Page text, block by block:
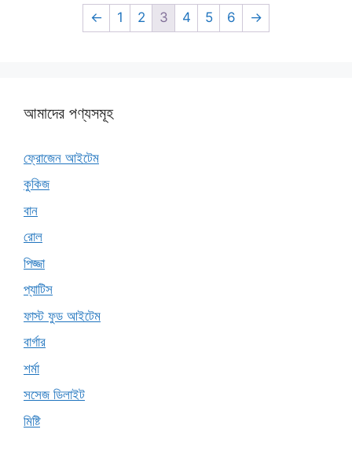
← 1 2 3 4 5 6 →
আমাদের পণ্যসমূহ
ফ্রোজেন আইটেম
কুকিজ
বান
রোল
পিজ্জা
প্যাটিস
ফাস্ট ফুড আইটেম
বার্গার
শর্মা
সসেজ ডিলাইট
মিষ্টি